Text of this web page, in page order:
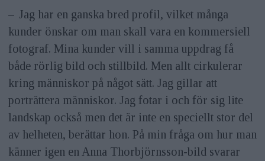
– Jag har en ganska bred profil, vilket många
kunder önskar om man skall vara en kommersiell
fotograf. Mina kunder vill i samma uppdrag få
både rörlig bild och stillbild. Men allt cirkulerar
kring människor på något sätt. Jag gillar att
porträttera människor. Jag fotar i och för sig lite
landskap också men det är inte en speciellt stor del
av helheten, berättar hon. På min fråga om hur man
känner igen en Anna Thorbjörnsson-bild svarar